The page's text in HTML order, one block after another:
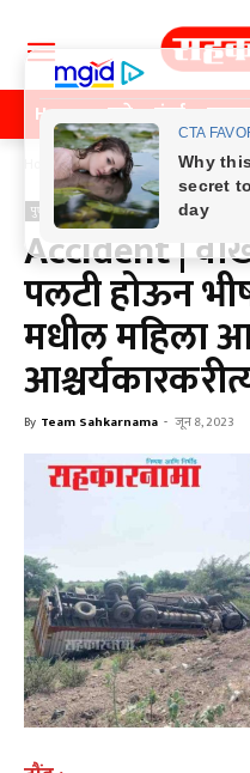
Home पुणे मुंबई
Home पुणे
पुणे
Accident |
पलटी होऊन
मधील महिला
By Team Sahkarnama - जून 8, 2023